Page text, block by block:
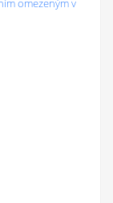
omezeným v